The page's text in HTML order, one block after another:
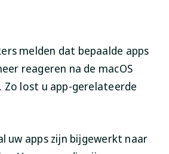
melden dat bepaalde apps
reageren na de macOS
Zo lost u app-gerelateerde
uw apps zijn bijgewerkt naar